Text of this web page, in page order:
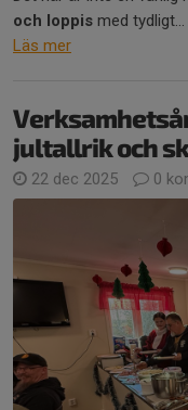
och loppis med tydligt...
Läs mer
jultallrik och
22 dec 2025 0